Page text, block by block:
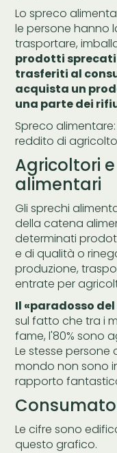
Lo spreco
le persone hanno
trasportare,
prodotti sprecati
trasferiti al
acquista un
una parte dei
Spreco
reddito di
Agricoltori
alimentari
Gli sprechi
della catena
determinati
e di qualità o
produzione,
entrate per
Il «paradosso
sul fatto che tra i
fame, l'80% sono
Le stesse
mondo non sono
rapporto
Le cifre sono
questo grafico.